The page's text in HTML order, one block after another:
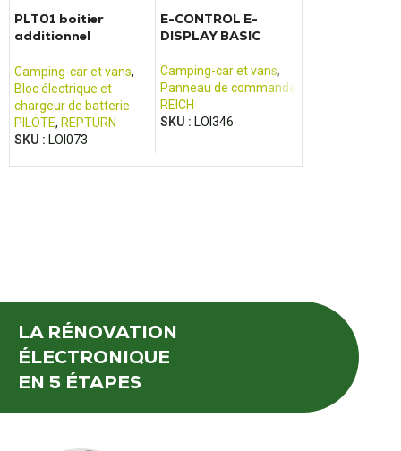
PLT01 boitier
additionnel
bloc électrique
Pilote
Camping-car et vans,
Bloc électrique et
chargeur de batterie
PILOTE, REPTURN
SKU : LOI073
E-CONTROL E-
DISPLAY BASIC
Camping-car et vans,
Panneau de commande
REICH
SKU : LOI346
LA RÉNOVATION
ÉLECTRONIQUE
EN 5 ÉTAPES